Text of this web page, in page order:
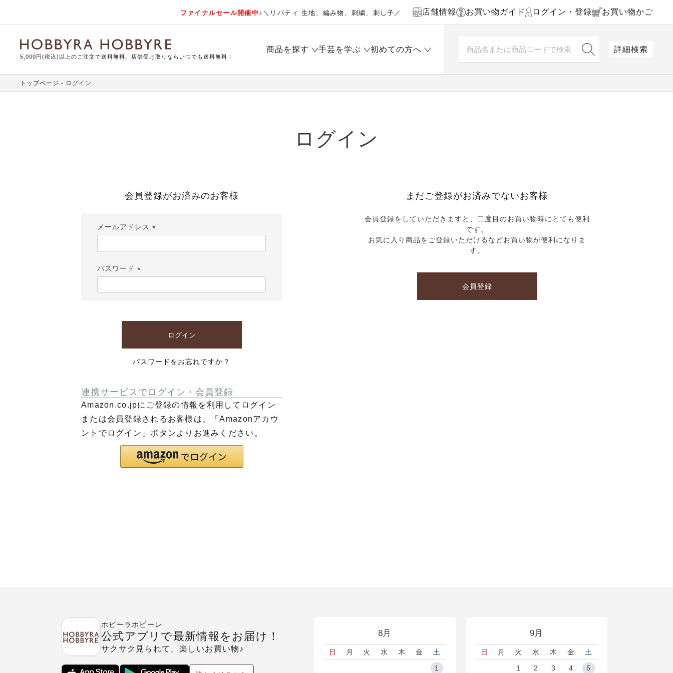
ファイナルセール開催中♪ ＼リバティ 生地、編み物、刺繍、刺し子／ 店舗情報 お買い物ガイド ログイン・登録 お買い物かご
5,000円(税込)以上のご注文で送料無料。店舗受け取りならいつでも送料無料！
商品を探す 手芸を学ぶ 初めての方へ 詳細検索
トップページ ログイン
ログイン
会員登録がお済みのお客様
メールアドレス
須)
パスワード
須)
ログイン
パスワードをお忘れですか？
連携サービスでログイン・会員登録
Amazon.co.jpにご登録の情報を利用してログイン
または会員登録されるお客様は、「Amazonアカウ
ントでログイン」ボタンよりお進みください。
まだご登録がお済みでないお客様
会員登録をしていただきますと、二度目のお買い物時にとても便利
です。
お気に入り商品をご登録いただけるなどお買い物が便利になりま
す。
会員登録
8月
日 月 火 水 木 金
土
1
9月
日 月 火 水 木 金
土
1
2 3 4 5
ホビーラホビーレ
公式アプリで最新情報をお届け！
サクサク見られて、楽しいお買い物♪